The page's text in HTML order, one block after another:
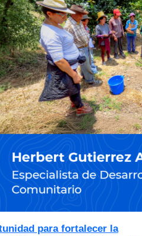
para fortalecer la